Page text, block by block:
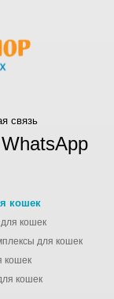
связь
кошек
кошек
для кошек
кошек
кошек